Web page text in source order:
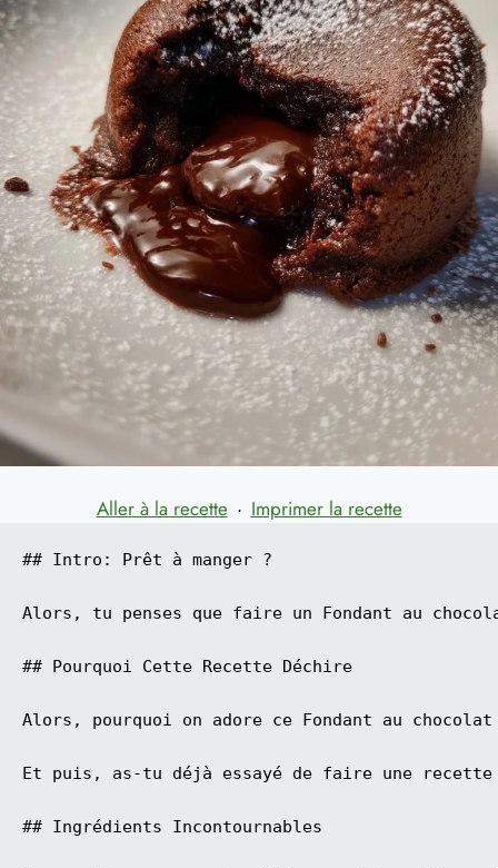
Aller à la recette · Imprimer la recette
## Intro: Prêt à manger ?
Alors, tu penses que faire un Fondant au
## Pourquoi Cette Recette Déchire
Alors, pourquoi on adore ce Fondant au
Et puis, as-tu déjà essayé de faire une
## Ingrédients Incontournables